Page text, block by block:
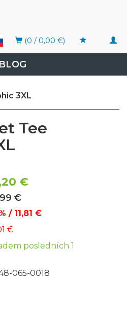
(0 / 0,00 €)
BLOG
3XL
Tee
€
€
/ 11,81 €
€
posledních 1
065-0018